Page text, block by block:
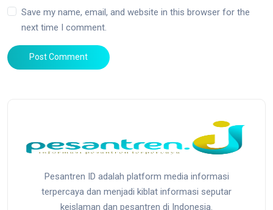
Save my name, email, and website in this browser for the
next time I comment.
Post Comment
Pesantren ID adalah platform media informasi
terpercaya dan menjadi kiblat informasi seputar
keislaman dan pesantren di Indonesia.